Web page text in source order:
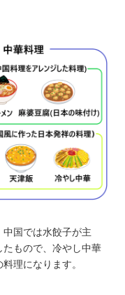
国では水餃子が主
もので、冷やし中華
理になります。